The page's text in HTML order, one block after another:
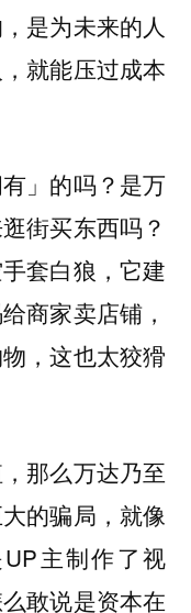
是为未来的人
就能压过成本
」的吗？是万
街买东西吗？
套白狼，它建
商家卖店铺，
，这也太狡猾
那么万达乃至
的骗局，就像
主制作了视
敢说是资本在